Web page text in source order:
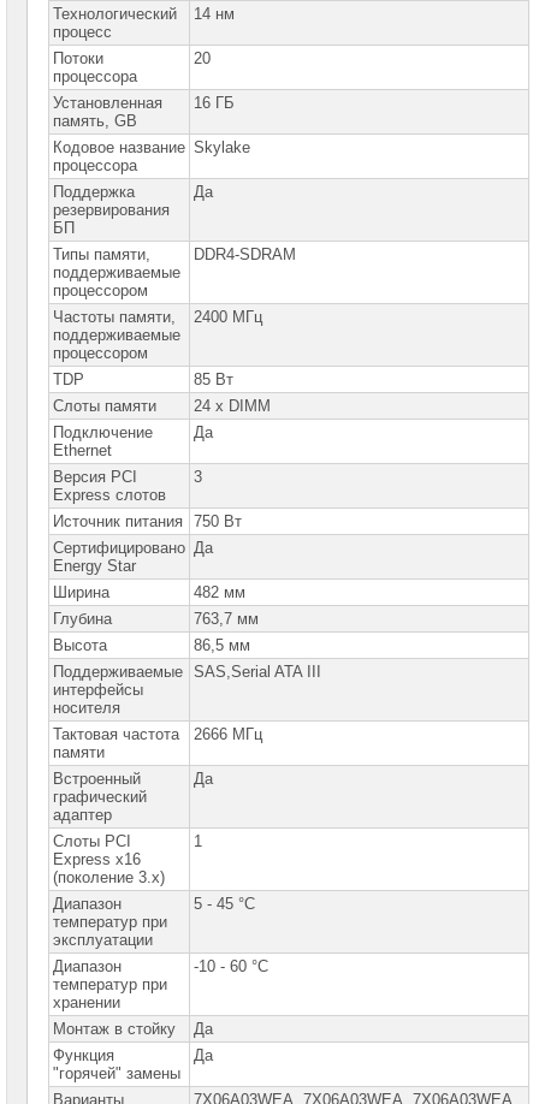
Модули
памяти
для
серверов
Lenovo
Жесткие
диски
для
серверов
Lenovo
RAID-
контроллеры
для
серверов
Lenovo
Сетевые
контроллеры
для
серверов
Lenovo
Блоки
питания
для
серверов
Lenovo
Направляющие
для
серверов
Lenovo
Программное
обеспечение
для
серверов
Lenovo
Опции
для
серверов
Lenovo
Серверы
Hewlett
Packard
Enterprise
Пассивное
сетевое
оборудование
Активное
сетевое
оборудование
СХД
системы
Технологический
процесс
14 нм
Потоки
процессора
20
Установленная
память, GB
16 ГБ
Кодовое название
процессора
Skylake
Поддержка
резервирования
БП
Да
Типы памяти,
поддерживаемые
процессором
DDR4-SDRAM
Частоты памяти,
поддерживаемые
процессором
2400 МГц
TDP
85 Вт
Слоты памяти
24 x DIMM
Подключение
Ethernet
Да
Версия PCI
Express слотов
3
Источник питания
750 Вт
Сертифицировано
Energy Star
Да
Ширина
482 мм
Глубина
763,7 мм
Высота
86,5 мм
Поддерживаемые
интерфейсы
носителя
SAS,Serial ATA III
Тактовая частота
памяти
2666 МГц
Встроенный
графический
адаптер
Да
Слоты PCI
Express x16
(поколение 3.x)
1
Диапазон
температур при
эксплуатации
5 - 45 °C
Диапазон
температур при
хранении
-10 - 60 °C
Монтаж в стойку
Да
Функция
"горячей" замены
Да
Варианты 7X06A03WEA, 7X06A03WEA, 7X06А03WEА,